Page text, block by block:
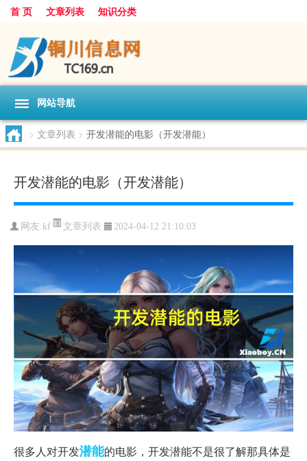
首 页 文章列表 知识分类
网站导航
> 文章列表 > 开发潜能的电影（开发潜能）
开发潜能的电影（开发潜能）
网友: kf 文章列表 2024-04-12 21:10:03
很多人对开发潜能的电影，开发潜能不是很了解那具体是